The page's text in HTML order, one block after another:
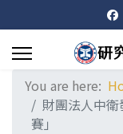
You are here:
財團法人中
賽」